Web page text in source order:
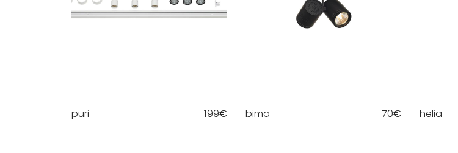
puri 199€ bima 70€ helia